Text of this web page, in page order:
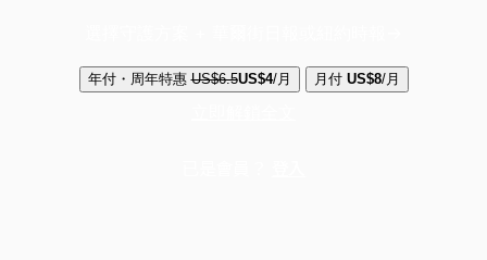
年付・周年特惠 US$6.5US$4/月 月付 US$8/月